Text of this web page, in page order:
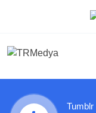
Tumblr